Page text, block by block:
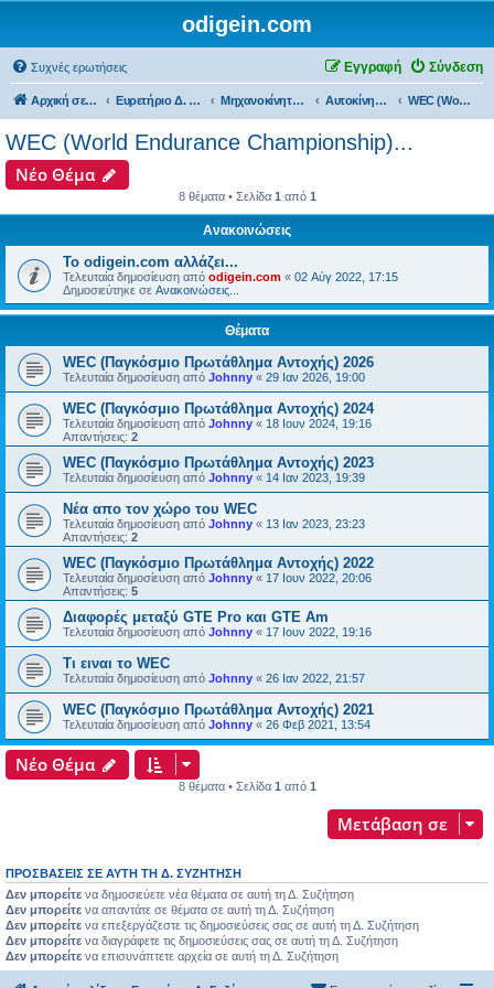
odigein.com
Συχνές ερωτήσεις Σύνδεση
Εγγραφή
Αρχική σελίδα Ευρετήριο Δ. Συζήτησης Μηχανοκίνητος αθλητισμός και μη... Αυτοκίνητα... WEC (World Endurance Championship)...
WEC (World Endurance Championship)...
Νέο Θέμα
8 θέματα • Σελίδα 1 από 1
Ανακοινώσεις
Το odigein.com αλλάζει...
Τελευταία δημοσίευση από odigein.com « 02 Αύγ 2022, 17:15
Δημοσιεύτηκε σε Ανακοινώσεις...
Θέματα
WEC (Παγκόσμιο Πρωτάθλημα Αντοχής) 2026
Τελευταία δημοσίευση από Johnny « 29 Ιαν 2026, 19:00
WEC (Παγκόσμιο Πρωτάθλημα Αντοχής) 2024
Τελευταία δημοσίευση από Johnny « 18 Ιουν 2024, 19:16
Απαντήσεις: 2
WEC (Παγκόσμιο Πρωτάθλημα Αντοχής) 2023
Τελευταία δημοσίευση από Johnny « 14 Ιαν 2023, 19:39
Νέα απο τον χώρο του WEC
Τελευταία δημοσίευση από Johnny « 13 Ιαν 2023, 23:23
Απαντήσεις: 2
WEC (Παγκόσμιο Πρωτάθλημα Αντοχής) 2022
Τελευταία δημοσίευση από Johnny « 17 Ιουν 2022, 20:06
Απαντήσεις: 5
Διαφορές μεταξύ GTE Pro και GTE Am
Τελευταία δημοσίευση από Johnny « 17 Ιουν 2022, 19:16
Τι ειναι το WEC
Τελευταία δημοσίευση από Johnny « 26 Ιαν 2022, 21:57
WEC (Παγκόσμιο Πρωτάθλημα Αντοχής) 2021
Τελευταία δημοσίευση από Johnny « 26 Φεβ 2021, 13:54
Νέο Θέμα
8 θέματα • Σελίδα 1 από 1
Μετάβαση σε
ΠΡΟΣΒΆΣΕΙΣ ΣΕ ΑΥΤΉ ΤΗ Δ. ΣΥΖΉΤΗΣΗ
Δεν μπορείτε να δημοσιεύετε νέα θέματα σε αυτή τη Δ. Συζήτηση
Δεν μπορείτε να απαντάτε σε θέματα σε αυτή τη Δ. Συζήτηση
Δεν μπορείτε να επεξεργάζεστε τις δημοσιεύσεις σας σε αυτή τη Δ. Συζήτηση
Δεν μπορείτε να διαγράφετε τις δημοσιεύσεις σας σε αυτή τη Δ. Συζήτηση
Δεν μπορείτε να επισυνάπτετε αρχεία σε αυτή τη Δ. Συζήτηση